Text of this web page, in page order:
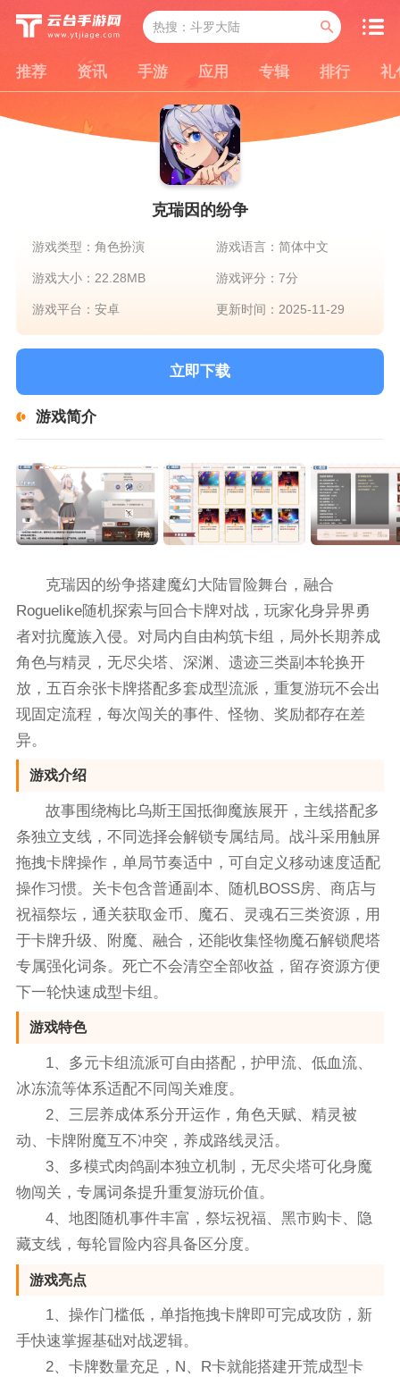
推荐 资讯 手游 应用 专辑 排行 礼
克瑞因的纷争
游戏类型：角色扮演 游戏语言：简体中文
游戏大小：22.28MB 游戏评分：7分
游戏平台：安卓 更新时间：2025-11-29
立即下载
游戏简介
克瑞因的纷争搭建魔幻大陆冒险舞台，融合
Roguelike随机探索与回合卡牌对战，玩家化身异界勇
者对抗魔族入侵。对局内自由构筑卡组，局外长期养成
角色与精灵，无尽尖塔、深渊、遗迹三类副本轮换开
放，五百余张卡牌搭配多套成型流派，重复游玩不会出
现固定流程，每次闯关的事件、怪物、奖励都存在差
异。
游戏介绍
故事围绕梅比乌斯王国抵御魔族展开，主线搭配多
条独立支线，不同选择会解锁专属结局。战斗采用触屏
拖拽卡牌操作，单局节奏适中，可自定义移动速度适配
操作习惯。关卡包含普通副本、随机BOSS房、商店与
祝福祭坛，通关获取金币、魔石、灵魂石三类资源，用
于卡牌升级、附魔、融合，还能收集怪物魔石解锁爬塔
专属强化词条。死亡不会清空全部收益，留存资源方便
下一轮快速成型卡组。
游戏特色
1、多元卡组流派可自由搭配，护甲流、低血流、
冰冻流等体系适配不同闯关难度。
2、三层养成体系分开运作，角色天赋、精灵被
动、卡牌附魔互不冲突，养成路线灵活。
3、多模式肉鸽副本独立机制，无尽尖塔可化身魔
物闯关，专属词条提升重复游玩价值。
4、地图随机事件丰富，祭坛祝福、黑市购卡、隐
藏支线，每轮冒险内容具备区分度。
游戏亮点
1、操作门槛低，单指拖拽卡牌即可完成攻防，新
手快速掌握基础对战逻辑。
2、卡牌数量充足，N、R卡就能搭建开荒成型卡